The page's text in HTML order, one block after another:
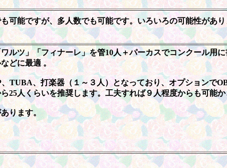
可能ですが、多人数でも可能です。いろいろの可能性があ
ルツ」「フィナーレ」を管10人＋パーカスでコンクール用
どに最適 。
、打楽器（１～３人）となっており、オプションで
25人くらいを推奨します。工夫すれば９人程度からも可能
ります。